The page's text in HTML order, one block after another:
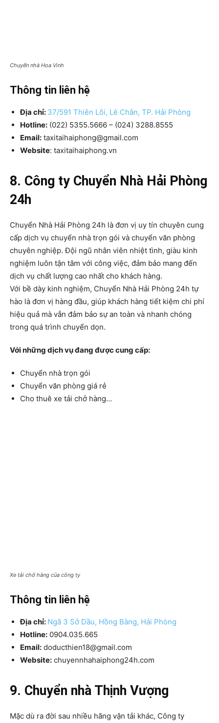
Chuyển nhà Hoa Vinh
Thông tin liên hệ
Địa chỉ: 37/591 Thiên Lôi, Lê Chân, TP. Hải Phòng
Hotline: (022) 5355.5666 – (024) 3288.8555
Email: taxitaihaiphong@gmail.com
Website: taxitaihaiphong.vn
8. Công ty Chuyển Nhà Hải Phòng
24h
Chuyển Nhà Hải Phòng 24h là đơn vị uy tín chuyên cung
cấp dịch vụ chuyển nhà trọn gói và chuyển văn phòng
chuyên nghiệp. Đội ngũ nhân viên nhiệt tình, giàu kinh
nghiệm luôn tận tâm với công việc, đảm bảo mang đến
dịch vụ chất lượng cao nhất cho khách hàng.
Với bề dày kinh nghiệm, Chuyển Nhà Hải Phòng 24h tự
hào là đơn vị hàng đầu, giúp khách hàng tiết kiệm chi phí
hiệu quả mà vẫn đảm bảo sự an toàn và nhanh chóng
trong quá trình chuyển dọn.
Với những dịch vụ đang được cung cấp:
Chuyển nhà trọn gói
Chuyển văn phòng giá rẻ
Cho thuê xe tải chở hàng…
Xe tải chở hàng của công ty
Thông tin liên hệ
Địa chỉ: Ngã 3 Sở Dầu, Hồng Bàng, Hải Phòng
Hotline: 0904.035.665
Email: doducthien18@gmail.com
Website: chuyennhahaiphong24h.com
9. Chuyển nhà Thịnh Vượng
Mặc dù ra đời sau nhiều hãng vận tải khác, Công ty